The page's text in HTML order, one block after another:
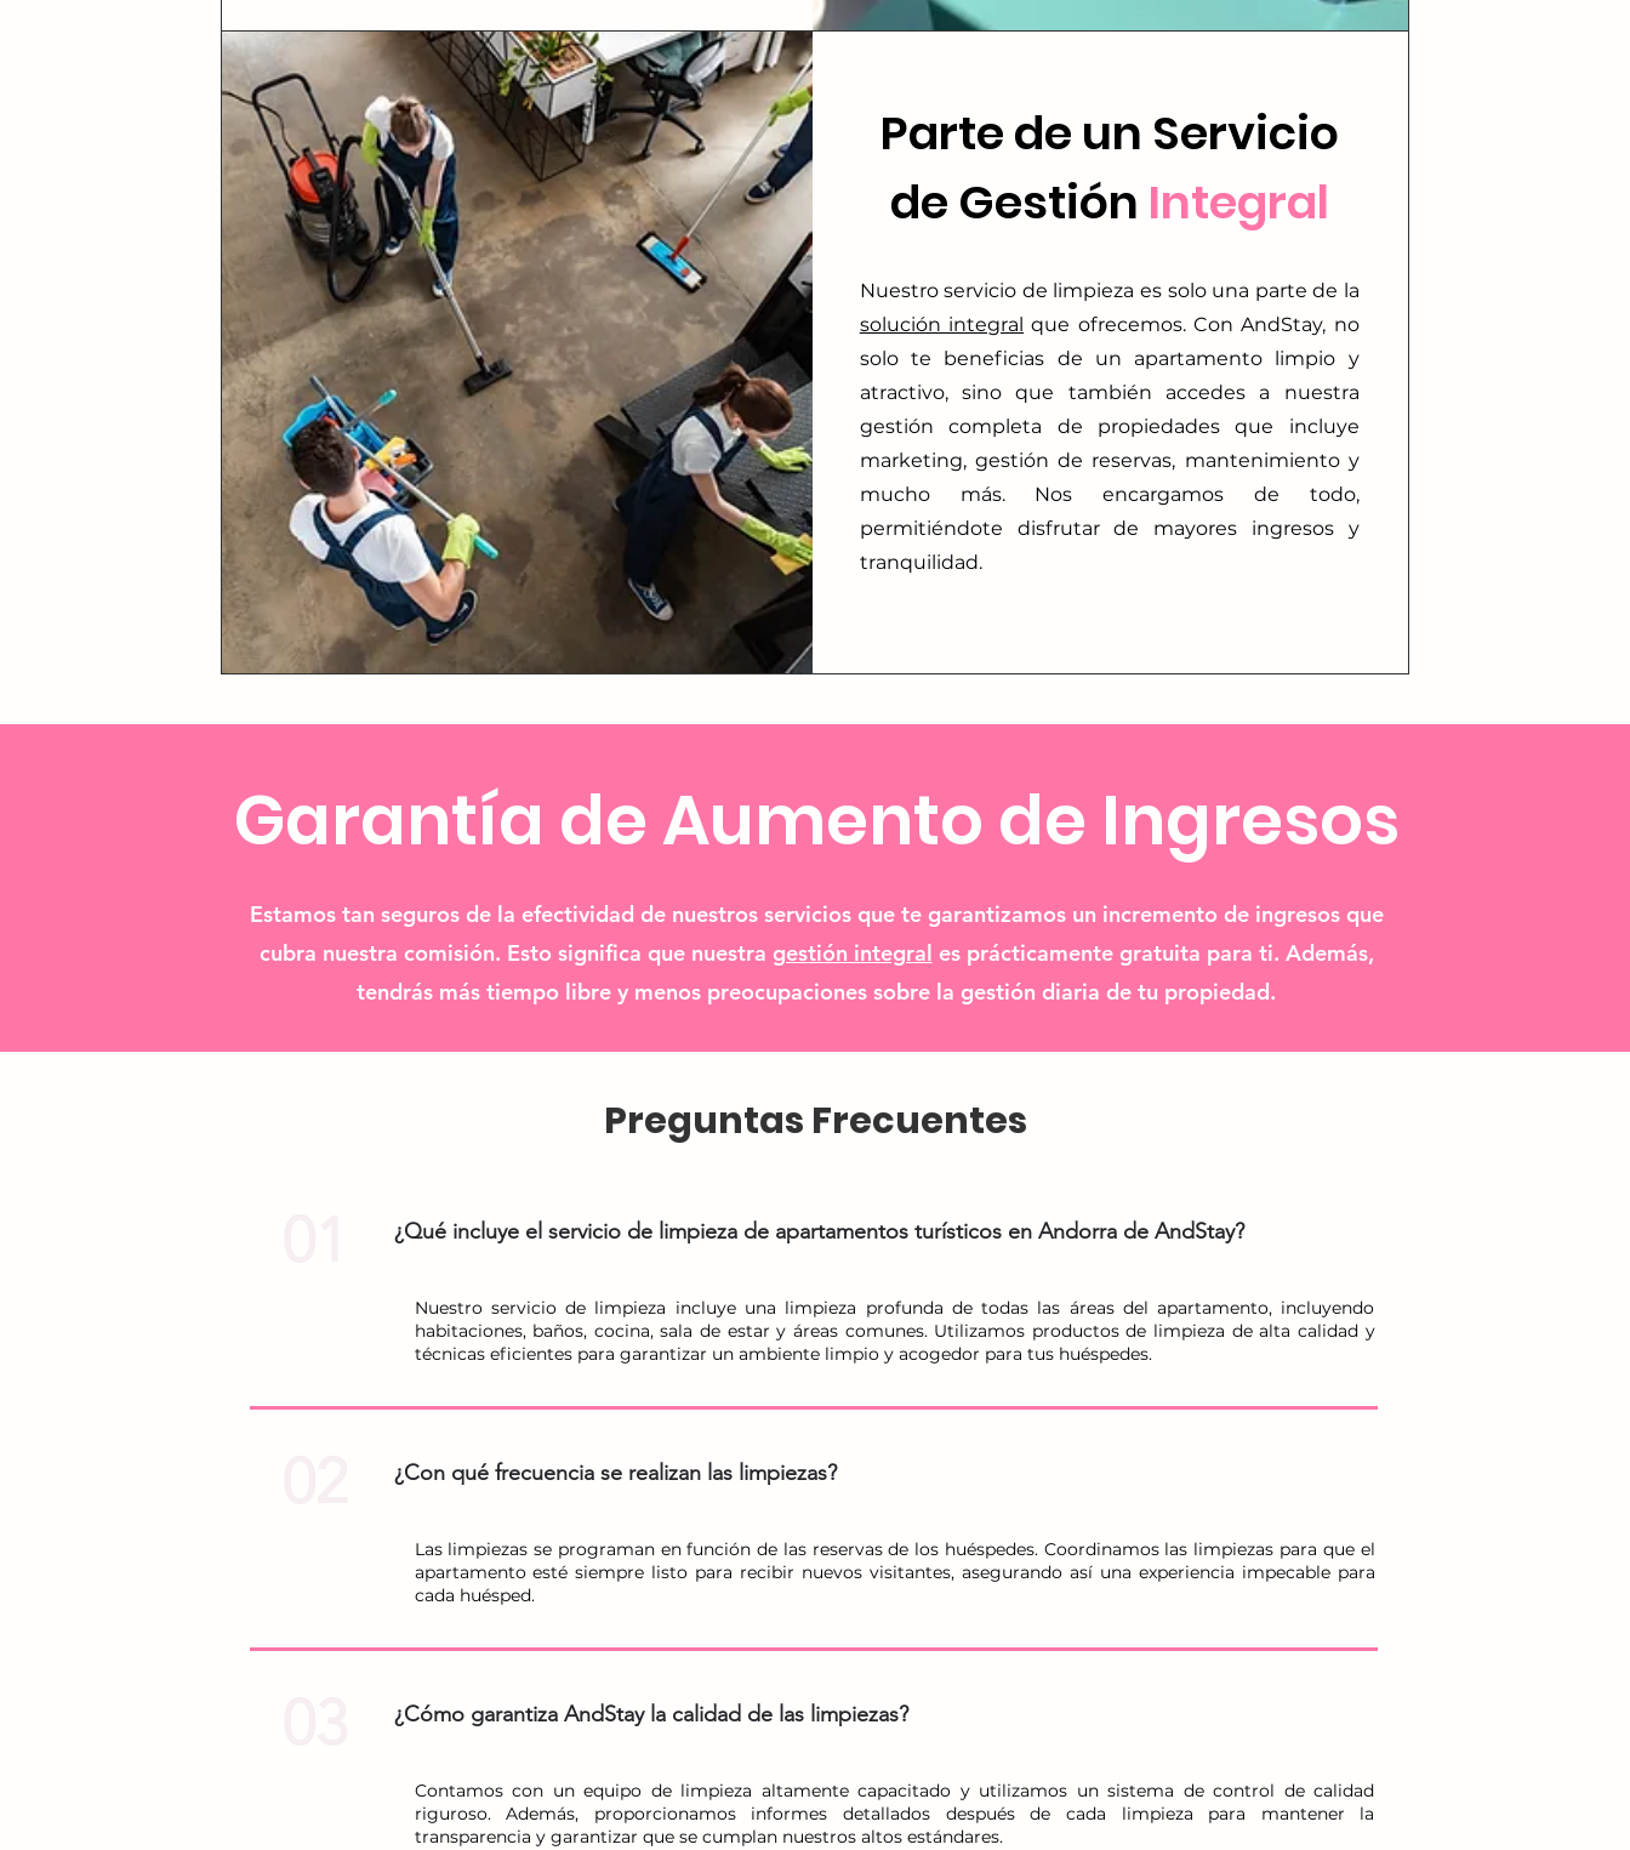
Parte de un Servicio
de Gestión Integral
Nuestro servicio de limpieza es solo una parte de la
solución integral que ofrecemos. Con AndStay, no
solo te beneficias de un apartamento limpio y
atractivo, sino que también accedes a nuestra
gestión completa de propiedades que incluye
marketing, gestión de reservas, mantenimiento y
mucho más. Nos encargamos de todo,
permitiéndote disfrutar de mayores ingresos y
tranquilidad.
Garantía de Aumento de Ingresos
Estamos tan seguros de la efectividad de nuestros servicios que te garantizamos un incremento de ingresos que
cubra nuestra comisión. Esto significa que nuestra gestión integral es prácticamente gratuita para ti. Además,
tendrás más tiempo libre y menos preocupaciones sobre la gestión diaria de tu propiedad.
Preguntas Frecuentes
¿Qué incluye el servicio de limpieza de apartamentos turísticos en Andorra de AndStay?
Nuestro servicio de limpieza incluye una limpieza profunda de todas las áreas del apartamento, incluyendo
habitaciones, baños, cocina, sala de estar y áreas comunes. Utilizamos productos de limpieza de alta calidad y
técnicas eficientes para garantizar un ambiente limpio y acogedor para tus huéspedes.
¿Con qué frecuencia se realizan las limpiezas?
Las limpiezas se programan en función de las reservas de los huéspedes. Coordinamos las limpiezas para que el
apartamento esté siempre listo para recibir nuevos visitantes, asegurando así una experiencia impecable para
cada huésped.
¿Cómo garantiza AndStay la calidad de las limpiezas?
Contamos con un equipo de limpieza altamente capacitado y utilizamos un sistema de control de calidad
riguroso. Además, proporcionamos informes detallados después de cada limpieza para mantener la
transparencia y garantizar que se cumplan nuestros altos estándares.